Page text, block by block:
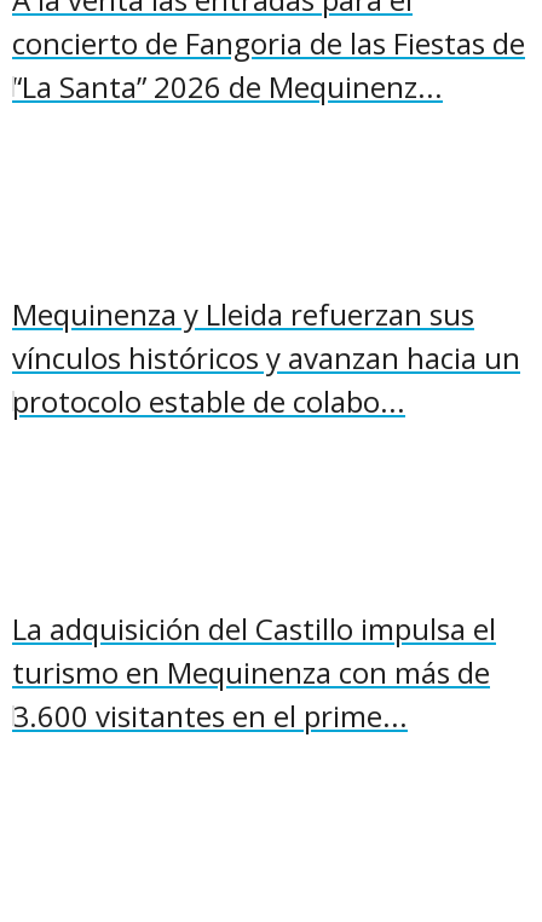
concierto de Fangoria de las Fiestas de
“La Santa” 2026 de Mequinenz...
Mequinenza y Lleida refuerzan sus
vínculos históricos y avanzan hacia un
protocolo estable de colabo...
La adquisición del Castillo impulsa el
turismo en Mequinenza con más de
3.600 visitantes en el prime...